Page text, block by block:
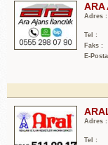
ARA
Adres :
Tel :
Faks :
E-
Adres :
Tel :